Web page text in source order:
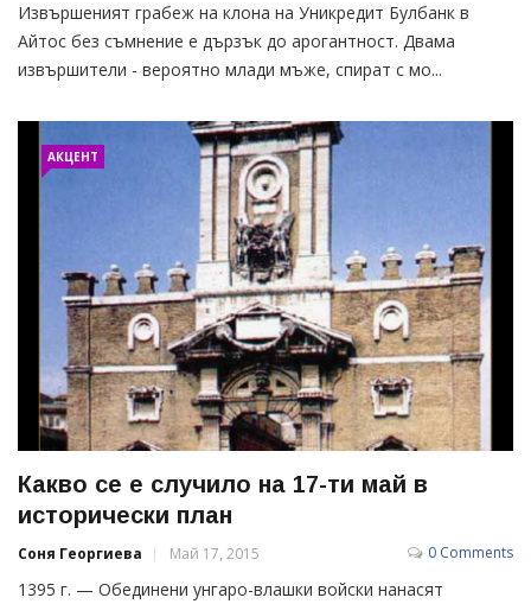
Извършеният грабеж на клона на Уникредит Булбанк в
Айтос без съмнение е дързък до арогантност. Двама
извършители - вероятно млади мъже, спират с мо...
АКЦЕНТ
Какво се е случило на 17-ти май в
исторически план
Соня Георгиева Май 17, 2015 0 Comments
1395 г. — Обединени унгаро-влашки войски нанасят